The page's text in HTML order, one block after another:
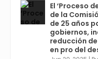
Avata
r
Sevilla World
21 May 2024
Conoce a
que ha sido
El ‘Proceso
de la
de 25 años
gobiernos,
reducción
en pro del